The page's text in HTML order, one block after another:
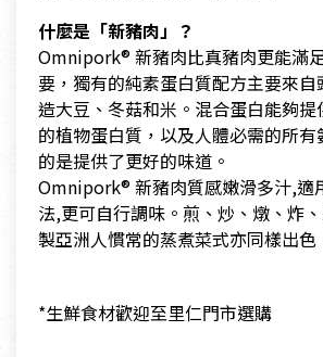
什麼是「新豬肉」？
Omnipork® 新豬肉比真豬肉更能滿
要，獨有的純素蛋白質配方主要來
造大豆、冬菇和米。混合蛋白能夠提
的植物蛋白質，以及人體必需的所
的是提供了更好的味道。
Omnipork® 新豬肉質感嫩滑多汁,適
法,更可自行調味。煎、炒、燉、炸
製亞洲人慣常的蒸煮菜式亦同樣出色
*生鮮食材歡迎至里仁門市選購